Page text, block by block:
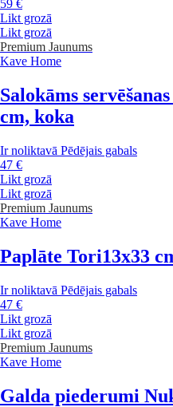
59 €
Likt grozā
Likt grozā
Premium Jaunums
Kave Home
Salokāms
cm, koka
Ir noliktavā Pēdējais gabals
47 €
Likt grozā
Likt grozā
Premium Jaunums
Kave Home
Paplāte Tori13x33
Ir noliktavā Pēdējais gabals
47 €
Likt grozā
Likt grozā
Premium Jaunums
Kave Home
Galda piederumi